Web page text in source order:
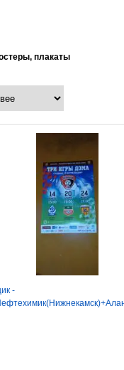
плакаты
-